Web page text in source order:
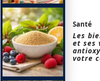
Santé
Les
et ses
votre